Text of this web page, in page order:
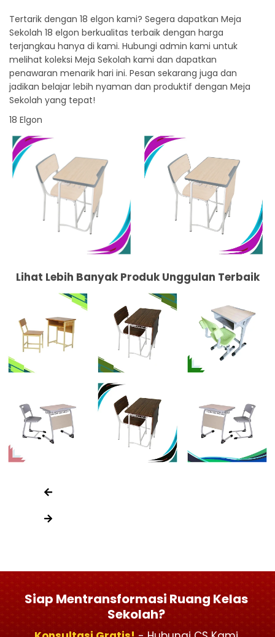
Tertarik dengan 18 elgon kami? Segera dapatkan Meja
Sekolah 18 elgon berkualitas terbaik dengan harga
terjangkau hanya di kami. Hubungi admin kami untuk
melihat koleksi Meja Sekolah kami dan dapatkan
penawaran menarik hari ini. Pesan sekarang juga dan
jadikan belajar lebih nyaman dan produktif dengan Meja
Sekolah yang tepat!
18 Elgon
Lihat Lebih Banyak Produk Unggulan Terbaik
Siap Mentransformasi Ruang Kelas
Sekolah?